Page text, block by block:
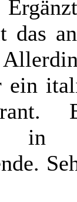
das
in